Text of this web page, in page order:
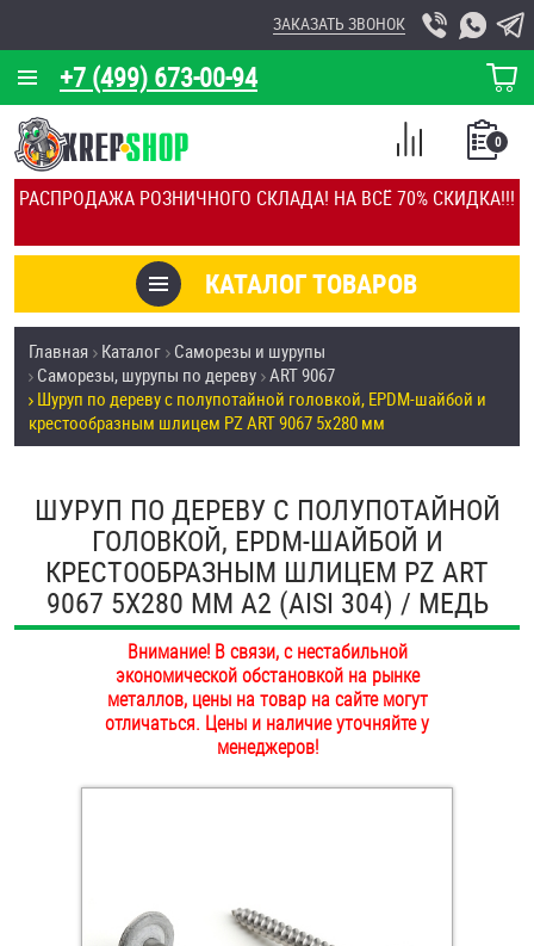
РАСПРОДАЖА РОЗНИЧНОГО СКЛАДА! НА ВСЁ 70% СКИДКА!!!
+7 (499) 673-00-94
ЗАКАЗАТЬ ЗВОНОК
КОРЗИНА
О КОМПАНИИ
КАЛЬКУЛЯТОР
ОТЗЫВЫ
УСЛУГИ
СКИДКИ
ПОКУПАТЕЛЯМ
ОПЛАТА И ДОСТАВКА
НАШИ МАГАЗИНЫ
КАТАЛОГ ТОВАРОВ
0
СПИСОК
СРАВНЕНИЕ
Товары со скидкой
Анкеры
Антивандальный крепёж, инструмент
Болты и винты
Втулки
Гайки
Дюбели
Дюймовый крепёж
Инструмент
Главная Каталог Саморезы и шурупы
Саморезы, шурупы по дереву ART 9067
Шуруп по дереву с полупотайной головкой, EPDM-шайбой и
крестообразным шлицем PZ ART 9067 5х280 мм
ШУРУП ПО ДЕРЕВУ С ПОЛУПОТАЙНОЙ
ГОЛОВКОЙ, EPDM-ШАЙБОЙ И
КРЕСТООБРАЗНЫМ ШЛИЦЕМ PZ ART
9067 5Х280 ММ А2 (AISI 304) / МЕДЬ
Внимание! В связи, с нестабильной
экономической обстановкой на рынке
металлов, цены на товар на сайте могут
отличаться. Цены и наличие уточняйте у
менеджеров!